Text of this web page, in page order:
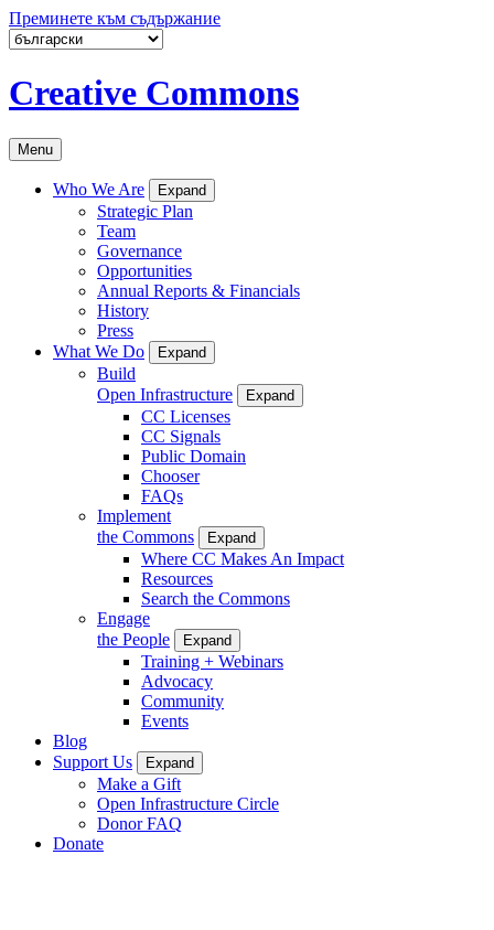
Преминете към съдържание
Creative Commons
Menu
Who We Are Expand
Strategic Plan
Team
Governance
Opportunities
Annual Reports & Financials
History
Press
What We Do
Expand
Build
Open Infrastructure
Expand
CC Licenses
CC Signals
Public Domain
Chooser
FAQs
Implement
the Commons
Expand
Where CC Makes An Impact
Resources
Search the Commons
Engage
the People
Expand
Training + Webinars
Advocacy
Community
Events
Blog
Support Us
Expand
Make a Gift
Open Infrastructure Circle
Donor FAQ
Donate